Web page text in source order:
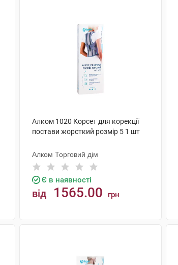
Алком 1020 Корсет для корекції
постави жорсткий розмір 5 1 шт
Алком Торговий дім
Є в наявності
від 1565.00 грн